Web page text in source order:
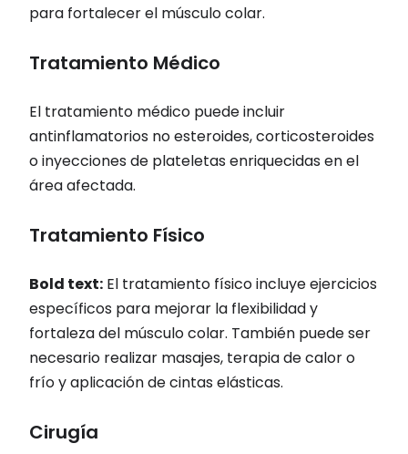
para fortalecer el músculo colar.
Tratamiento Médico
El tratamiento médico puede incluir
antinflamatorios no esteroides, corticosteroides
o inyecciones de plateletas enriquecidas en el
área afectada.
Tratamiento Físico
Bold text: El tratamiento físico incluye ejercicios
específicos para mejorar la flexibilidad y
fortaleza del músculo colar. También puede ser
necesario realizar masajes, terapia de calor o
frío y aplicación de cintas elásticas.
Cirugía